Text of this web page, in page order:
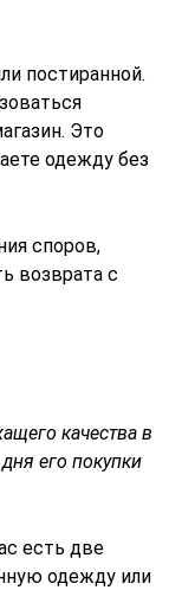
постиранной.
Это
одежду без
споров,
возврата с
качества в
его покупки
есть две
одежду или